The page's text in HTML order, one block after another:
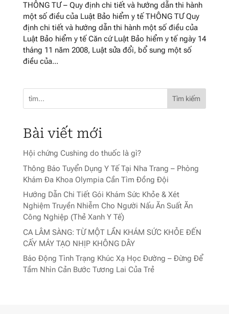
THÔNG TƯ – Quy định chi tiết và hướng dẫn thi hành
một số điều của Luật Bảo hiểm y tế THÔNG TƯ Quy
định chi tiết và hướng dẫn thi hành một số điều của
Luật Bảo hiểm y tế Căn cứ Luật Bảo hiểm y tế ngày 14
tháng 11 năm 2008, Luật sửa đổi, bổ sung một số
điều của...
Tìm kiếm
Bài viết mới
Hội chứng Cushing do thuốc là gì?
Thông Báo Tuyển Dụng Y Tế Tại Nha Trang – Phòng
Khám Đa Khoa Olympia Cần Tìm Đồng Đội
Hướng Dẫn Chi Tiết Gói Khám Sức Khỏe & Xét
Nghiệm Truyền Nhiễm Cho Người Nấu Ăn Suất Ăn
Công Nghiệp (Thẻ Xanh Y Tế)
CA LÂM SÀNG: TỪ MỘT LẦN KHÁM SỨC KHỎE ĐẾN
CẤY MÁY TẠO NHỊP KHÔNG DÂY
Báo Động Tình Trạng Khúc Xạ Học Đường – Đừng Để
Tầm Nhìn Cản Bước Tương Lai Của Trẻ